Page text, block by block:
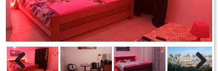
חדרים לפי שעה באזור השפלה
חדרים לפי שעה בהשרון